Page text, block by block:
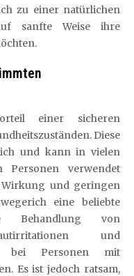
zu einer natürlichen
sanfte Weise ihre
einer sicheren
Diese
und kann in vielen
Personen verwendet
und geringen
eine beliebte
von
und
bei Personen mit
Es ist jedoch ratsam,